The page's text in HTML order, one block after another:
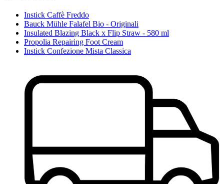
Instick Caffè Freddo
Bauck Mühle Falafel Bio - Originali
Insulated Blazing Black x Flip Straw - 580 ml
Propolia Repairing Foot Cream
Instick Confezione Mista Classica